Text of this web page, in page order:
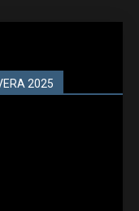
2025